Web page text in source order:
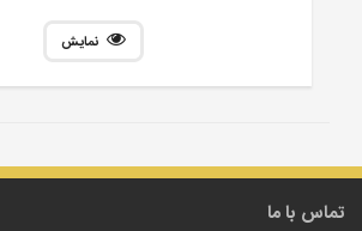
نمایش
تماس با ما